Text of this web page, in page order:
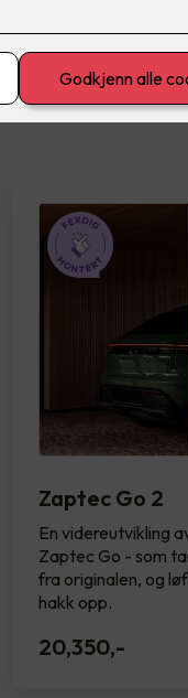
Ferdig montert
Zaptec Go 2
En videreutvikling
Zaptec Go - som
fra originalen, og
hakk opp.
20,350,-